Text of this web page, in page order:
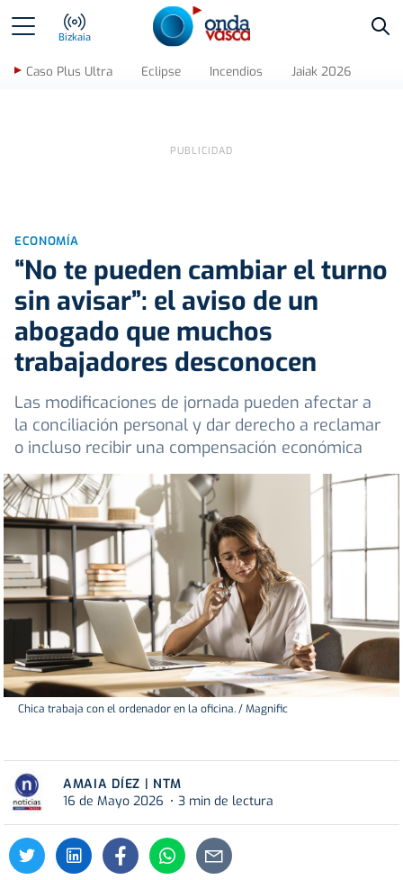
Bizkaia
Caso Plus Ultra Eclipse Incendios Jaiak 2026
ECONOMÍA
“No te pueden cambiar el turno
sin avisar”: el aviso de un
abogado que muchos
trabajadores desconocen
Las modificaciones de jornada pueden afectar a
la conciliación personal y dar derecho a reclamar
o incluso recibir una compensación económica
Chica trabaja con el ordenador en la oficina. / Magnific
AMAIA DÍEZ | NTM
16 de Mayo 2026
3 min de lectura